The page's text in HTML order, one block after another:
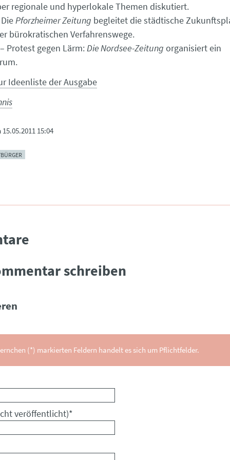
regionale und hyperlokale Themen diskutiert.
Pforzheimer Zeitung begleitet die städtische
bürokratischen Verfahrenswege.
Protest gegen Lärm:Die Nordsee-Zeitung organisiert ein
Ideenliste der Ausgabe
15.05.2011 15:04
schreiben
(*) markierten Feldern handelt es sich um Pflichtfelder.
veröffentlicht)*